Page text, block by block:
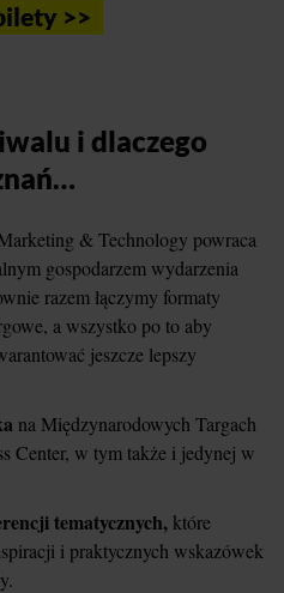
>>
i dlaczego
& Technology powraca
gospodarzem wydarzenia
razem łączymy formaty
a wszystko po to aby
jeszcze lepszy
na Międzynarodowych Targach
Center, w tym także i jedynej w
tematycznych, które
i praktycznych wskazówek